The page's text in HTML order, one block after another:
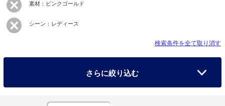
素材：ピンクゴールド
シーン：レディース
検索条件を全て取り消す
さらに絞り込む